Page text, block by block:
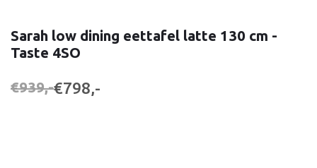
Sarah low dining eettafel latte 130 cm -
Taste 4SO
€939,-€798,-